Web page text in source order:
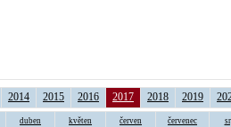
2014 2015 2016 2017 2018 2019
duben květen červen červenec